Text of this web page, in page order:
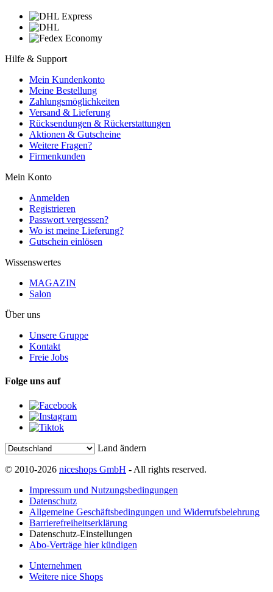
Hilfe & Support
Mein Kundenkonto
Meine Bestellung
Zahlungsmöglichkeiten
Versand & Lieferung
Rücksendungen & Rückerstattungen
Aktionen & Gutscheine
Weitere Fragen?
Firmenkunden
Mein Konto
Anmelden
Registrieren
Passwort vergessen?
Wo ist meine Lieferung?
Gutschein einlösen
Wissenswertes
MAGAZIN
Salon
Über uns
Unsere Gruppe
Kontakt
Freie Jobs
Folge uns auf
Land ändern
© 2010-2026 niceshops GmbH - All rights reserved.
Impressum und Nutzungsbedingungen
Datenschutz
Allgemeine Geschäftsbedingungen und Widerrufsbelehrung
Barrierefreiheitserklärung
Datenschutz-Einstellungen
Abo-Verträge hier kündigen
Unternehmen
Weitere nice Shops